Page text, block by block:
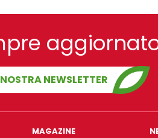
NEWSLETTER
MAGAZINE